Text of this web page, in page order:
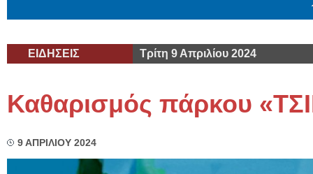
ΕΙΔΗΣΕΙΣ Τρίτη 9 Απριλίου 2024
Καθαρισμός πάρκου
9 ΑΠΡΙΛΙΟΥ 2024